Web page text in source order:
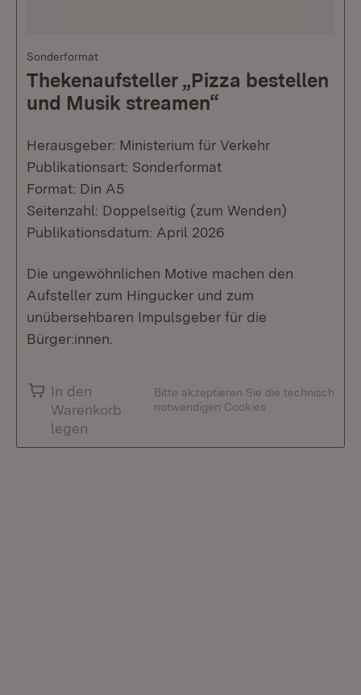
Sonderformat
Thekenaufsteller „Pizza bestellen
und Musik streamen“
Herausgeber: Ministerium für Verkehr
Publikationsart: Sonderformat
Format: Din A5
Seitenzahl: Doppelseitig (zum Wenden)
Publikationsdatum: April 2026
Die ungewöhnlichen Motive machen den
Aufsteller zum Hingucker und zum
unübersehbaren Impulsgeber für die
Bürger:innen.
In den
Warenkorb
legen
Bitte akzeptieren Sie die technisch
notwendigen Cookies